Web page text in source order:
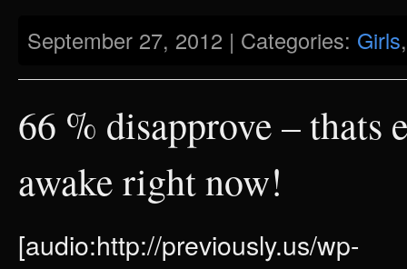
September 27, 2012 | Categories: Girls
66 % disapprove – thats
awake right now!
[audio:http://previously.us/wp-